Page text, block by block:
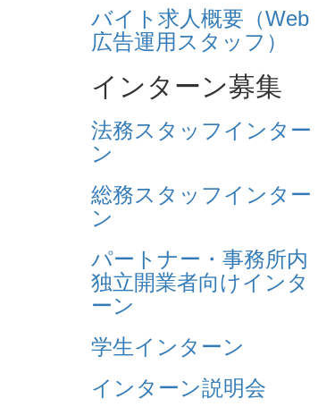
バイト求人概要（Web
広告運用スタッフ）
インターン募集
法務スタッフインター
ン
総務スタッフインター
ン
パートナー・事務所内
独立開業者向けインタ
ーン
学生インターン
インターン説明会